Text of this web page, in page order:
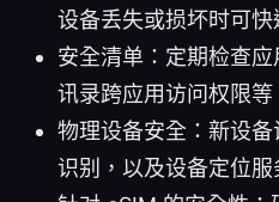
设备丢失或损坏时可快
安全清单：定期检查
讯录跨应用访问权限等
物理设备安全：新设
识别，以及设备定位服